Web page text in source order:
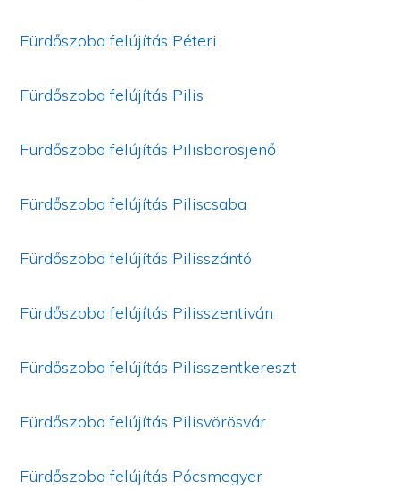
Fürdőszoba felújítás Péteri
Fürdőszoba felújítás Pilis
Fürdőszoba felújítás Pilisborosjenő
Fürdőszoba felújítás Piliscsaba
Fürdőszoba felújítás Pilisszántó
Fürdőszoba felújítás Pilisszentiván
Fürdőszoba felújítás Pilisszentkereszt
Fürdőszoba felújítás Pilisvörösvár
Fürdőszoba felújítás Pócsmegyer